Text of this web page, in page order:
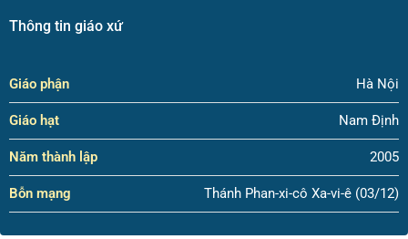
Thông tin giáo xứ
Giáo phận Hà Nội
Giáo hạt Nam Định
Năm thành lập 2005
Bỗn mạng Thánh Phan-xi-cô Xa-vi-ê (03/12)